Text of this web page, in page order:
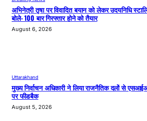
अभिनेत्री तृषा पर विवादित बयान को लेकर उदयनिधि
बोले- 100 बार गिरफ्तार होने को तैयार
August 6, 2026
Uttarakhand
मुख्य निर्वाचन अधिकारी ने लिया राजनैतिक दलों से
पर फीडबैक
August 5, 2026